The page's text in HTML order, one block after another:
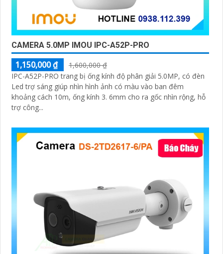
CAMERA 5.0MP IMOU IPC-A52P-PRO
1,150,000 ₫
1,600,000 ₫
IPC-A52P-PRO trang bị ống kính độ phân giải 5.0MP, có đèn
Led trợ sáng giúp nhìn hình ảnh có màu vào ban đêm
khoảng cách 10m, ống kính 3. 6mm cho ra gốc nhìn rộng, hỗ
trợ công...